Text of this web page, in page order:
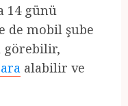
14 günü
de mobil şube
görebilir,
alabilir ve